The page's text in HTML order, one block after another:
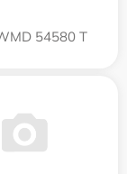
54580 T